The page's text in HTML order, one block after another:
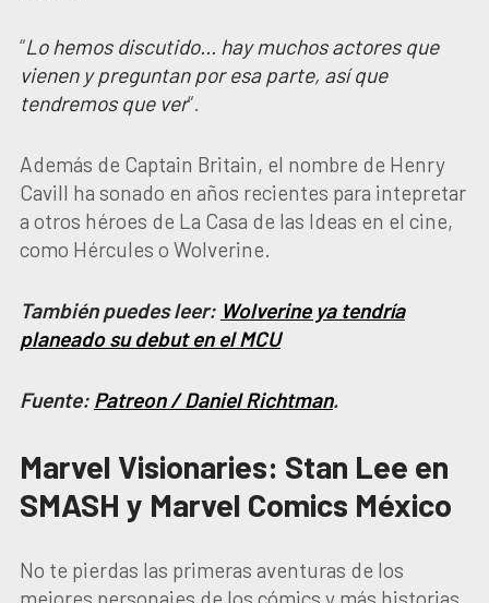
“Lo hemos discutido… hay muchos actores que
vienen y preguntan por esa parte, así que
tendremos que ver“.
Además de Captain Britain, el nombre de Henry
Cavill ha sonado en años recientes para intepretar
a otros héroes de La Casa de las Ideas en el cine,
como Hércules o Wolverine.
También puedes leer: Wolverine ya tendría
planeado su debut en el MCU
Fuente: Patreon / Daniel Richtman.
Marvel Visionaries: Stan Lee en
SMASH y Marvel Comics México
No te pierdas las primeras aventuras de los